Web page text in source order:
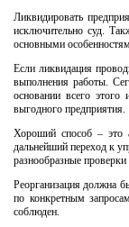
Ликвидировать
исключительно суд.
основными
Если ликвидация
выполнения работы.
основании всего
выгодного предприятия.
Хороший способ – это
дальнейший переход к
разнообразные
Реорганизация должна
по конкретным
соблюден.